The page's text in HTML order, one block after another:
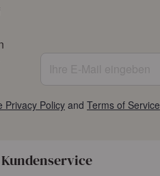
Privacy Policy and Terms of Service
Kundenservice